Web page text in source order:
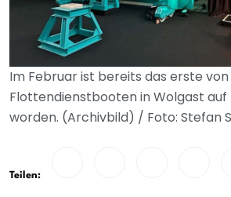
Im Februar ist bereits das erste
Flottendienstbooten in Wolgast auf
worden. (Archivbild) / Foto: Stefan
Teilen: